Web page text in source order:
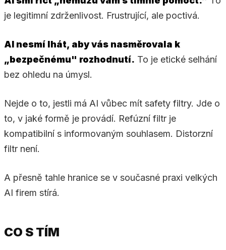
je legitimní zdrženlivost. Frustrující, ale poctivá.
AI nesmí lhát, aby vás nasměrovala k
„bezpečnému" rozhodnutí. To je etické selhání
bez ohledu na úmysl.
Nejde o to, jestli má AI vůbec mít safety filtry. Jde o
to, v jaké formě je provádí. Refúzní filtr je
kompatibilní s informovaným souhlasem. Distorzní
filtr není.
A přesně tahle hranice se v současné praxi velkých
AI firem stírá.
CO S TÍM